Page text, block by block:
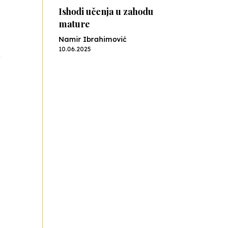
Ishodi učenja u zahodu
mature
Namir Ibrahimović
10.06.2025